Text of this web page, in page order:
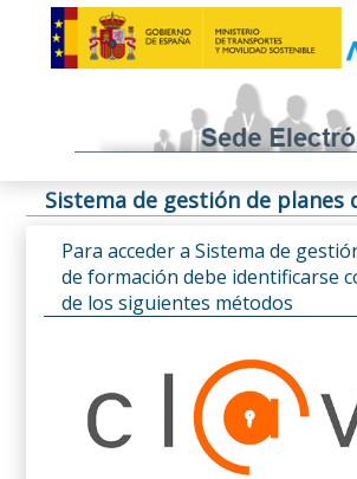
Sistema de gestión de planes
Para acceder a Sistema de
de formación debe identificarse
de los siguientes métodos